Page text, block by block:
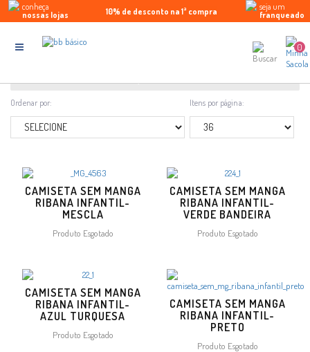
conheça
nossas lojas
10% de desconto na 1ª compra
Enviamos para todo Brasil
Parcele em até 5x sem juros
seja um
franqueado
0
Regata
Ordenar por: Itens por página:
CAMISETA SEM MANGA
RIBANA INFANTIL-
MESCLA
Produto Esgotado
CAMISETA SEM MANGA
RIBANA INFANTIL-
VERDE BANDEIRA
Produto Esgotado
CAMISETA SEM MANGA
RIBANA INFANTIL-
AZUL TURQUESA
Produto Esgotado
CAMISETA SEM MANGA
RIBANA INFANTIL-
PRETO
Produto Esgotado